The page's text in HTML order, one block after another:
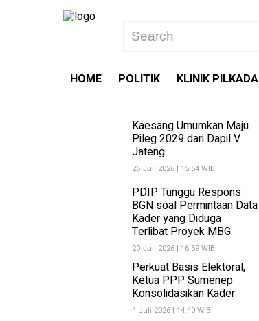
HOME POLITIK KLINIK PILKADA
Kaesang Umumkan Maju
Pileg 2029 dari Dapil V
Jateng
26 Juli 2026 | 15:54 WIB
PDIP Tunggu Respons
BGN soal Permintaan Data
Kader yang Diduga
Terlibat Proyek MBG
20 Juli 2026 | 16:59 WIB
Perkuat Basis Elektoral,
Ketua PPP Sumenep
Konsolidasikan Kader
4 Juli 2026 | 14:40 WIB